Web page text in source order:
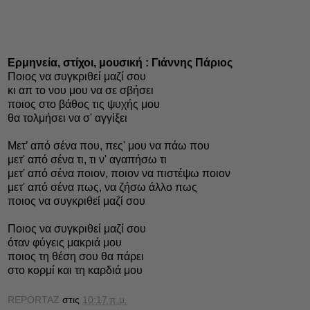
Ερμηνεία, στίχοι, μουσική : Γιάννης Πάριος
Ποιος να συγκριθεί μαζί σου
κι απ το νου μου να σε σβήσει
ποιος στο βάθος τις ψυχής μου
θα τολμήσει να σ' αγγίξει
Μετ’ από σένα που, πες' μου να πάω που
μετ' από σένα τι, τι ν' αγαπήσω τι
μετ' από σένα ποιον, ποιον να πιστέψω ποιον
μετ' από σένα πως, να ζήσω άλλο πως
ποιος να συγκριθεί μαζί σου
Ποιος να συγκριθεί μαζί σου
όταν φύγεις μακριά μου
ποιος τη θέση σου θα πάρει
στο κορμί και τη καρδιά μου
REPORTAZ στις 10:17 π.μ.